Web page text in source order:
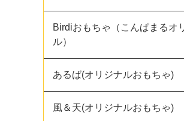
Birdiおもちゃ（こんぱまるオ
ル）
あるば(オリジナルおもちゃ)
風＆天(オリジナルおもちゃ)